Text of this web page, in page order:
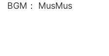
BGM： MusMus